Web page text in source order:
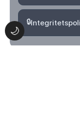
🌙
🔒